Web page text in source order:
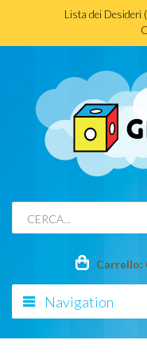
Lista dei Desideri
Carrello:
Navigation